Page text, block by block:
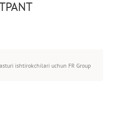
ishtirokchilari uchun FR Group